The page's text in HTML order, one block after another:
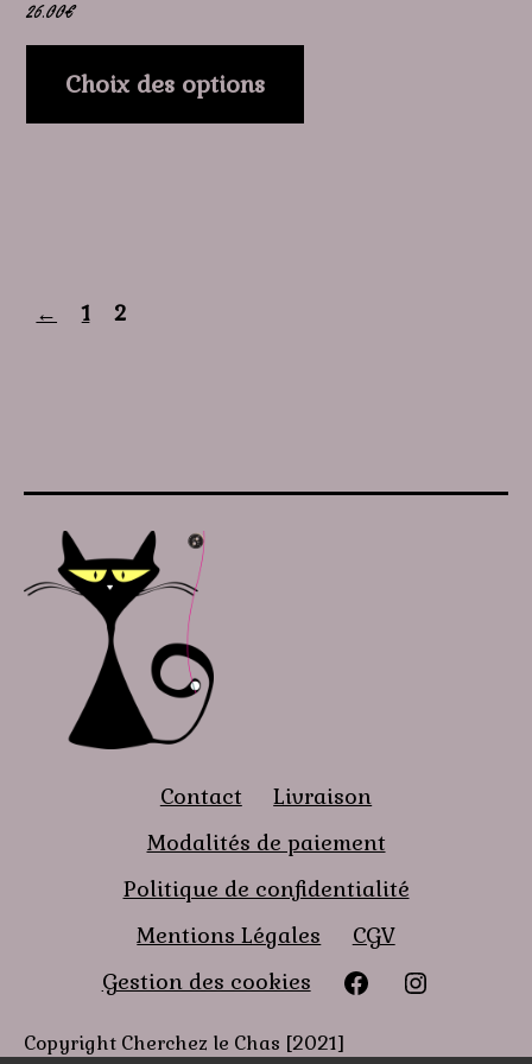
26.00€
Choix des options
produit
← 1 2
Contact
Livraison
Modalités de paiement
Politique de confidentialité
Mentions Légales
CGV
Gestion des cookies
Facebook
Copyright Cherchez le Chas [2021]